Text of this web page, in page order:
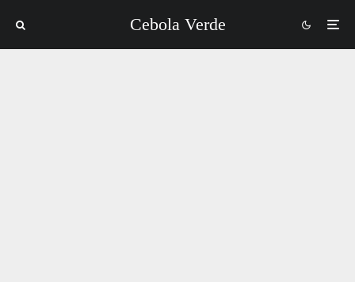
Cebola Verde